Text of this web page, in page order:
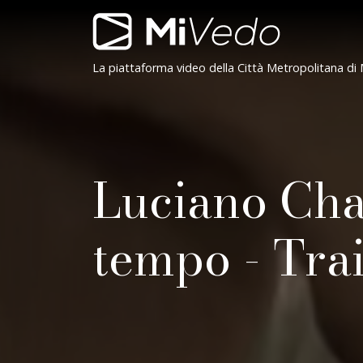
Salta alla navigazione
Salta al contenuto
La piattaforma video della Città Metropolitana di
Navigazione
Luciano
tempo -